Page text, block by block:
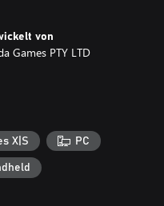
Be-a-Pro-Modus
von
Games PTY LTD
X|S PC